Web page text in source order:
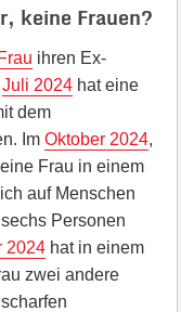
keine Frauen?
ihren Ex-
Juli 2024hat eine
dem
Im Oktober 2024,
Frau in einem
auf Menschen
Personen
2024hat in einem
zwei andere